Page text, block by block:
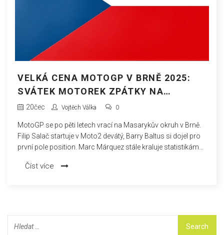
VELKÁ CENA MOTOGP V BRNĚ 2025:
SVÁTEK MOTOREK ZPÁTKY NA
MASARYKOVĚ OKRUHU
20čec Vojtěch Válka 0
MotoGP se po pěti letech vrací na Masarykův okruh v Brně.
Filip Salač startuje v Moto2 devátý, Barry Baltus si dojel pro
první pole position. Marc Márquez stále kraluje statistikám
Se závody přicházejí i tradiční dopravní komplikace.
Číst více